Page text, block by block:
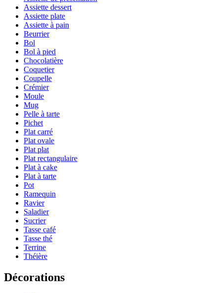
Assiette dessert
Assiette plate
Assiette à pain
Beurrier
Bol
Bol à pied
Chocolatière
Coquetier
Coupelle
Crémier
Moule
Mug
Pelle à tarte
Pichet
Plat carré
Plat ovale
Plat plat
Plat rectangulaire
Plat à cake
Plat à tarte
Pot
Ramequin
Ravier
Saladier
Sucrier
Tasse café
Tasse thé
Terrine
Théière
Décorations